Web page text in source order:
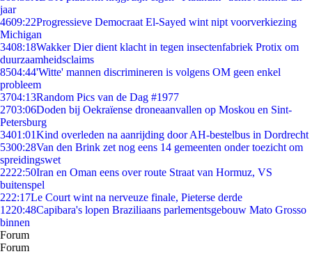
jaar
4609:22Progressieve Democraat El-Sayed wint nipt voorverkiezing
Michigan
3408:18Wakker Dier dient klacht in tegen insectenfabriek Protix om
duurzaamheidsclaims
8504:44'Witte' mannen discrimineren is volgens OM geen enkel
probleem
3704:13Random Pics van de Dag #1977
2703:06Doden bij Oekraïense droneaanvallen op Moskou en Sint-
Petersburg
3401:01Kind overleden na aanrijding door AH-bestelbus in Dordrecht
5300:28Van den Brink zet nog eens 14 gemeenten onder toezicht om
spreidingswet
2222:50Iran en Oman eens over route Straat van Hormuz, VS
buitenspel
222:17Le Court wint na nerveuze finale, Pieterse derde
1220:48Capibara's lopen Braziliaans parlementsgebouw Mato Grosso
binnen
Forum
Forum